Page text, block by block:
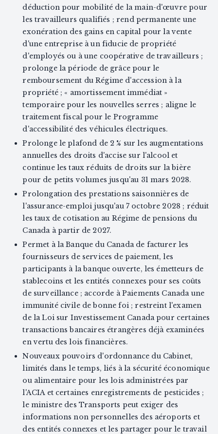
déduction pour mobilité de la main-d'œuvre pour
les travailleurs qualifiés ; rend permanente une
exonération des gains en capital pour la vente
d'une entreprise à un fiducie de propriété
d'employés ou à une coopérative de travailleurs ;
prolonge la période de grâce pour le
remboursement du Régime d'accession à la
propriété ; « amortissement immédiat »
temporaire pour les nouvelles serres ; aligne le
traitement fiscal pour le Programme
d'accessibilité des véhicules électriques.
Prolonge le plafond de 2 % sur les augmentations
annuelles des droits d'accise sur l'alcool et
continue les taux réduits de droits sur la bière
pour de petits volumes jusqu'au 31 mars 2028.
Prolongation des prestations saisonnières de
l'assurance-emploi jusqu'au 7 octobre 2028 ; réduit
les taux de cotisation au Régime de pensions du
Canada à partir de 2027.
Permet à la Banque du Canada de facturer les
fournisseurs de services de paiement, les
participants à la banque ouverte, les émetteurs de
stablecoins et les entités connexes pour ses coûts
de surveillance ; accorde à Paiements Canada une
immunité civile de bonne foi ; restreint l'examen
de la Loi sur Investissement Canada pour certaines
transactions bancaires étrangères déjà examinées
en vertu des lois financières.
Nouveaux pouvoirs d'ordonnance du Cabinet,
limités dans le temps, liés à la sécurité économique
ou alimentaire pour les lois administrées par
l'ACIA et certaines enregistrements de pesticides ;
le ministre des Transports peut exiger des
informations non personnelles des aéroports et
des entités connexes et les partager pour le travail